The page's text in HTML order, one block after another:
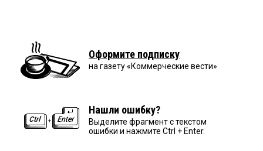
Оформите подписку
на газету «Коммерческие вести»
Нашли ошибку?
Выделите фрагмент с текстом
ошибки и нажмите Ctrl + Enter.